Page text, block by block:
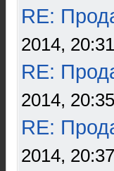
RE:
2014, 20:31
RE:
2014, 20:35
RE:
2014, 20:37